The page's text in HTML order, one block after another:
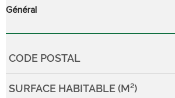
Général
Caractérisque Valeurs
CODE POSTAL
SURFACE HABITABLE (M²)